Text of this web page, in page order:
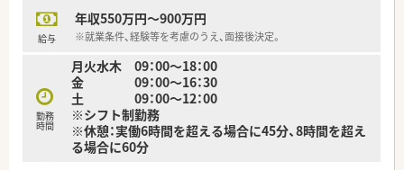
【想定されるモデル年収】
内でも高水準の給与体系が魅力です。
■評価制度により最大で年間7ヶ月分の賞与支給実績もあり、年
収アップも十分に狙える環境です。
■残業代は1分単位で支給されるほか、住宅手当や資格手当など
の各種手当も充実しており安心です。
給与
年収550万円～900万円
※就業条件、経験等を考慮のうえ、面接後決定。
勤務
時間
月火水木 09：00～18：00
金 09：00～16：30
土 09：00～12：00
※シフト制勤務
※休憩：実働6時間を超える場合に45分、8時間を超え
る場合に60分